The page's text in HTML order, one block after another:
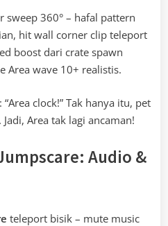
sweep 360° – hafal pattern
hit wall corner clip teleport
boost dari crate spawn
Area wave 10+ realistis.
clock!” Tak hanya itu, pet
Area tak lagi ancaman!
Audio &
teleport bisik – mute music